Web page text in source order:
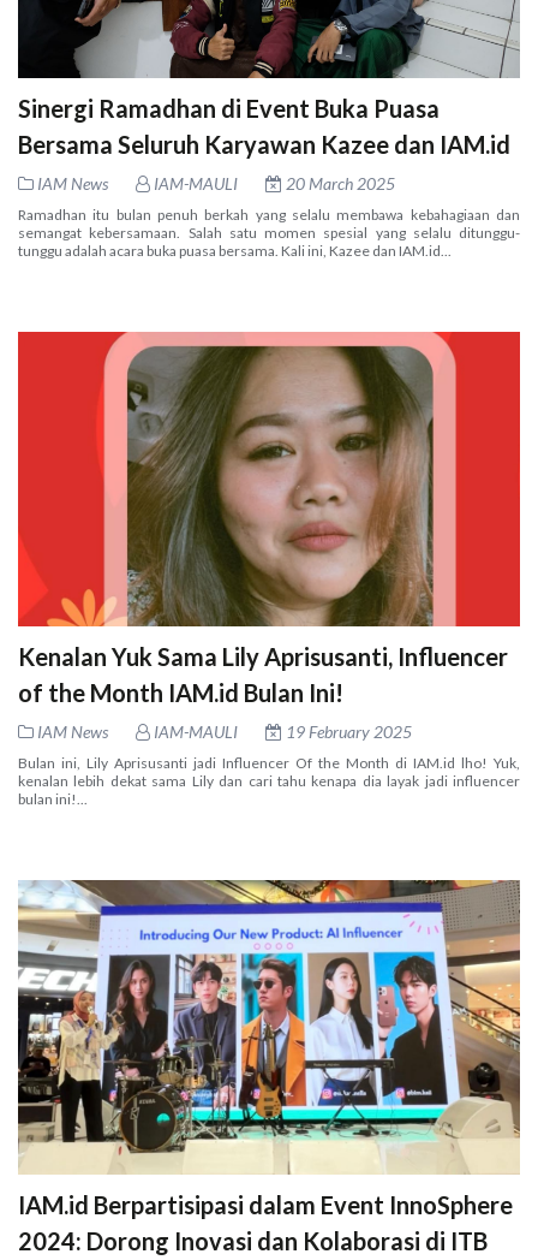
Sinergi Ramadhan di Event Buka Puasa
Bersama Seluruh Karyawan Kazee dan IAM.id
IAM News IAM-MAULI 20 March 2025
Ramadhan itu bulan penuh berkah yang selalu membawa kebahagiaan dan
semangat kebersamaan. Salah satu momen spesial yang selalu ditunggu-
tunggu adalah acara buka puasa bersama. Kali ini, Kazee dan IAM.id...
Kenalan Yuk Sama Lily Aprisusanti, Influencer
of the Month IAM.id Bulan Ini!
IAM News IAM-MAULI 19 February 2025
Bulan ini, Lily Aprisusanti jadi Influencer Of the Month di IAM.id lho! Yuk,
kenalan lebih dekat sama Lily dan cari tahu kenapa dia layak jadi influencer
bulan ini!...
IAM.id Berpartisipasi dalam Event InnoSphere
2024: Dorong Inovasi dan Kolaborasi di ITB